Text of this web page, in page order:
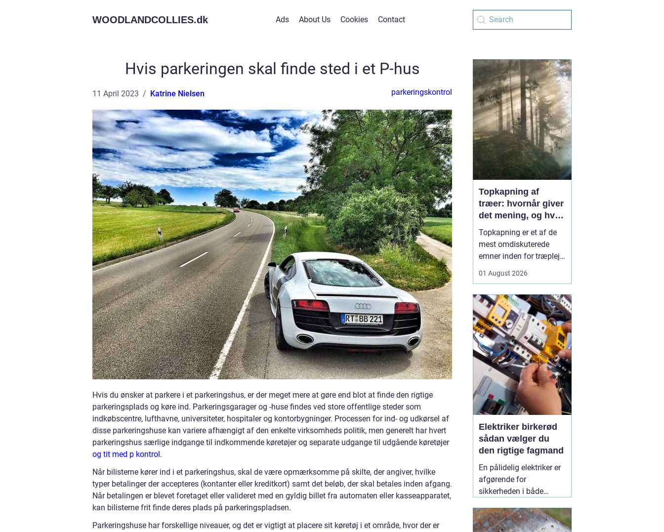
WOODLANDCOLLIES.dk Ads About Us Cookies Contact
Hvis parkeringen skal finde sted i et P-hus
11 April 2023 Katrine Nielsen parkeringskontrol
Hvis du ønsker at parkere i et parkeringshus, er der meget mere at gøre end blot at finde den rigtige
parkeringsplads og køre ind. Parkeringsgarager og -huse findes ved store offentlige steder som
indkøbscentre, lufthavne, universiteter, hospitaler og kontorbygninger. Processen for ind- og udkørsel af
disse parkeringshuse kan variere afhængigt af den enkelte virksomheds politik, men generelt har hvert
parkeringshus særlige indgange til indkommende køretøjer og separate udgange til udgående køretøjer
og tit med p kontrol.
Når bilisterne kører ind i et parkeringshus, skal de være opmærksomme på skilte, der angiver, hvilke
typer betalinger der accepteres (kontanter eller kreditkort) samt det beløb, der skal betales inden afgang.
Når betalingen er blevet foretaget eller valideret med en gyldig billet fra automaten eller kasseapparatet,
kan bilisterne frit finde deres plads på parkeringspladsen.
Parkeringshuse har forskellige niveauer, og det er vigtigt at placere sit køretøj i et område, hvor der er
Topkapning af
træer: hvornår giver
det mening, og hvad
skal du være
opmærksom på?
Topkapning er et af de
mest omdiskuterede
emner inden for træpleje.
på et for højt træ tæt på
tænker, at problemet er
løst, hvis man bare s...
01 August 2026
Elektriker birkerød
sådan vælger du
den rigtige fagmand
En pålidelig elektriker er
afgørende for
sikkerheden i både
virksomheder.
Elinstallationer er